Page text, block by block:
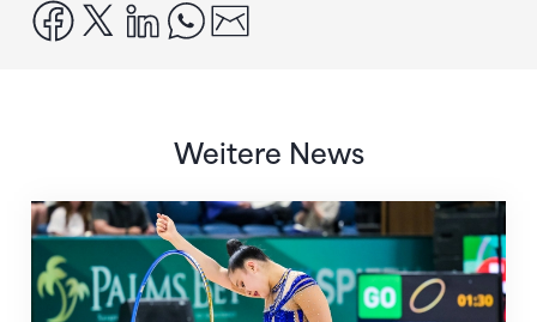
facebook
x linkedinwhatsapp
Weitere News
Nächster Halt: Weltmeisterschaft